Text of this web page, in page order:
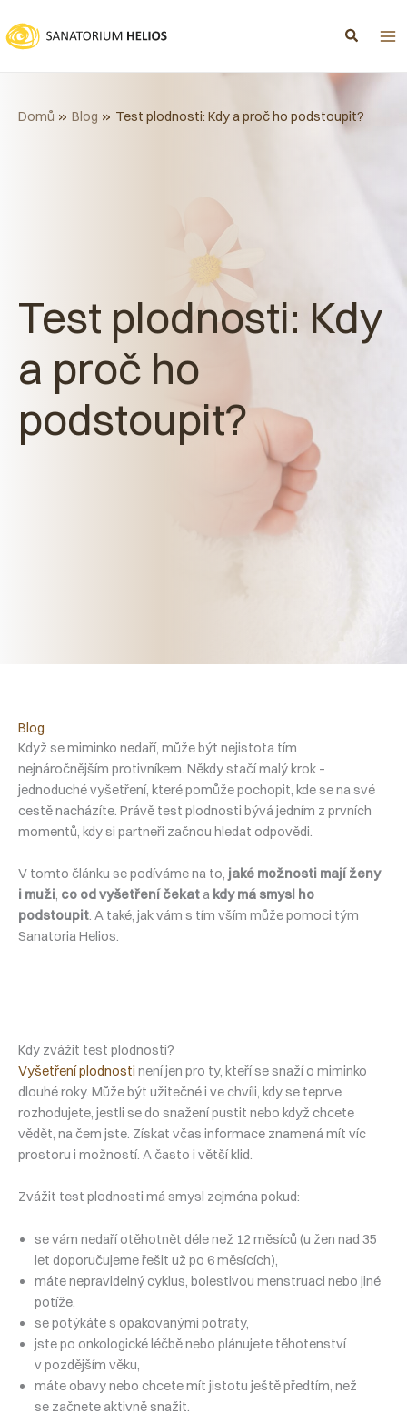
na
obsah
Test plodnosti: Kdy
a proč ho
podstoupit?
Domů Blog Test plodnosti: Kdy a proč ho podstoupit?
Blog
Když se miminko nedaří, může být nejistota tím
nejnáročnějším protivníkem. Někdy stačí malý krok –
jednoduché vyšetření, které pomůže pochopit, kde se na své
cestě nacházíte. Právě test plodnosti bývá jedním z prvních
momentů, kdy si partneři začnou hledat odpovědi.
V tomto článku se podíváme na to, jaké možnosti mají ženy
i muži, co od vyšetření čekata kdy má smysl ho
podstoupit. A také, jak vám s tím vším může pomoci tým
Sanatoria Helios.
Kdy zvážit test plodnosti?
Vyšetření plodnosti není jen pro ty, kteří se snaží o miminko
dlouhé roky. Může být užitečné i ve chvíli, kdy se teprve
rozhodujete, jestli se do snažení pustit nebo když chcete
vědět, na čem jste. Získat včas informace znamená mít víc
prostoru i možností. A často i větší klid.
Zvážit test plodnosti má smysl zejména pokud:
se vám nedaří otěhotnět déle než 12 měsíců (u žen nad 35
let doporučujeme řešit už po 6 měsících),
máte nepravidelný cyklus, bolestivou menstruaci nebo jiné
potíže,
se potýkáte s opakovanými potraty,
jste po onkologické léčbě nebo plánujete těhotenství
v pozdějším věku,
máte obavy nebo chcete mít jistotu ještě předtím, než
se začnete aktivně snažit.